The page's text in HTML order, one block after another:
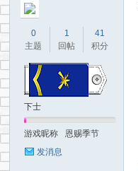
0
主题
1
回帖
41
积分
下士
游戏昵称
恩赐季节
发消息